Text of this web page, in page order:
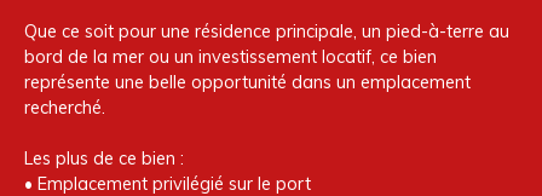
Que ce soit pour une résidence principale, un pied-à-terre au
bord de la mer ou un investissement locatif, ce bien
représente une belle opportunité dans un emplacement
recherché.
Les plus de ce bien :
• Emplacement privilégié sur le port